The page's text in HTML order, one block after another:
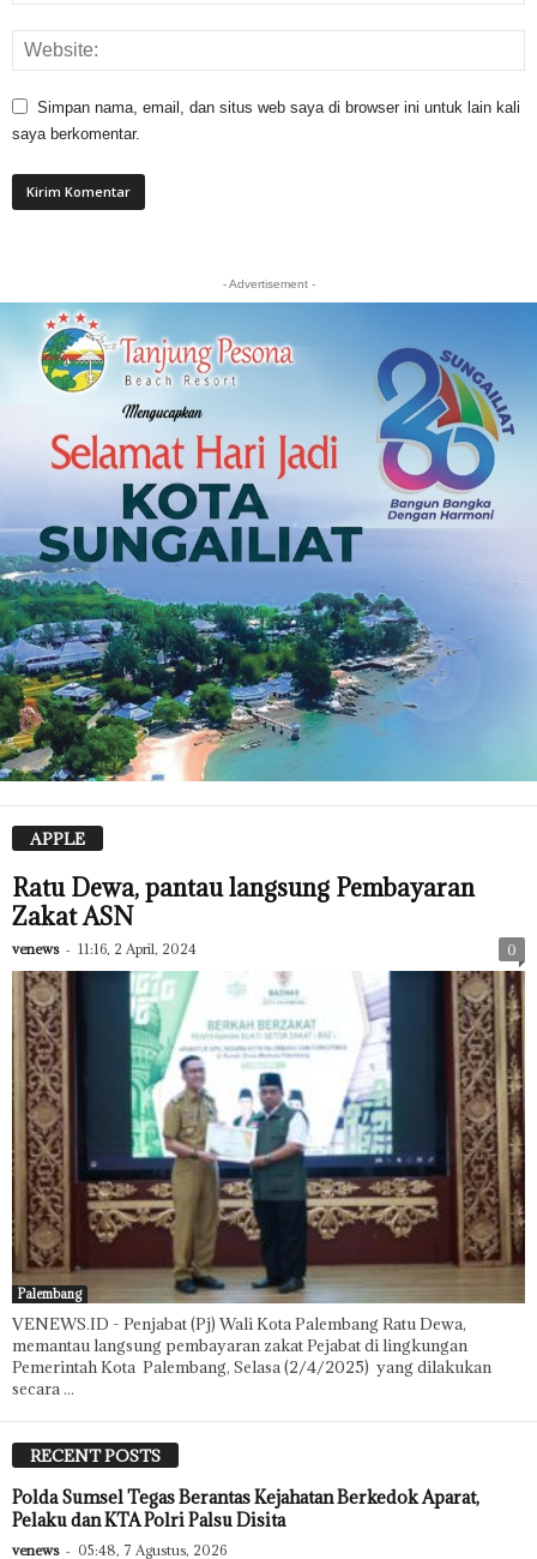
Simpan nama, email, dan situs web saya di browser ini untuk lain kali
saya berkomentar.
- Advertisement -
APPLE
Ratu Dewa, pantau langsung Pembayaran
Zakat ASN
venews - 11:16, 2 April, 2024 0
Palembang
VENEWS.ID - Penjabat (Pj) Wali Kota Palembang Ratu Dewa,
memantau langsung pembayaran zakat Pejabat di lingkungan
Pemerintah Kota Palembang, Selasa (2/4/2025) yang dilakukan
secara ...
RECENT POSTS
Polda Sumsel Tegas Berantas Kejahatan Berkedok Aparat,
Pelaku dan KTA Polri Palsu Disita
venews - 05:48, 7 Agustus, 2026